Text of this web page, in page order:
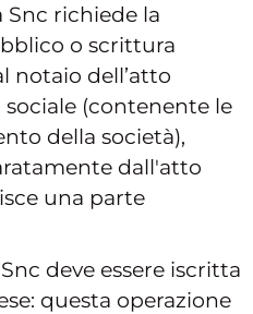
richiede la
o scrittura
notaio dell’atto
(contenente le
della società),
dall'atto
una parte
deve essere iscritta
questa operazione